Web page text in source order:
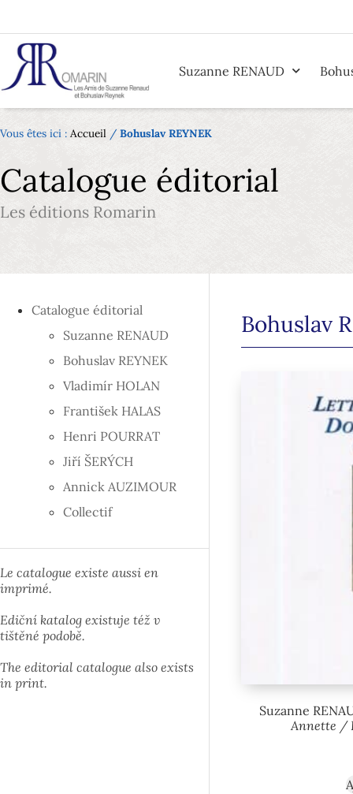
Suzanne RENAUD
Vous êtes ici : Accueil / Bohuslav REYNEK
Catalogue éditorial
Les éditions Romarin
Catalogue éditorial
Suzanne RENAUD
Bohuslav REYNEK
Vladimír HOLAN
František HALAS
Henri POURRAT
Jiří ŠERÝCH
Annick AUZIMOUR
Collectif
Le catalogue existe aussi en
imprimé.
Ediční katalog existuje též v
tištěné podobě.
The editorial catalogue also exists
in print.
Bohuslav
Suzanne
Annette /